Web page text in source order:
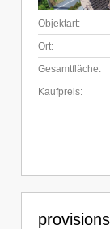
Objektart:
Ort:
Gesamtfläche:
Kaufpreis: